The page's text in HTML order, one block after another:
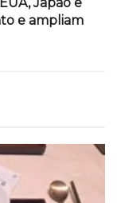
e ampliam